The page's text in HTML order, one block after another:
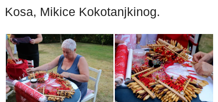
Kosa, Mikice Kokotanjkinog.